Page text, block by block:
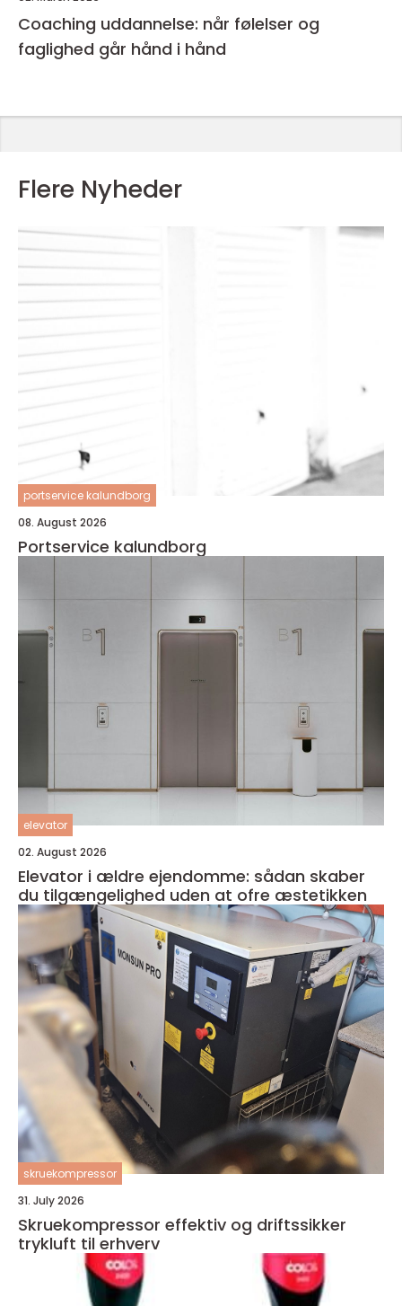
Coaching uddannelse: når følelser og
faglighed går hånd i hånd
Flere Nyheder
portservice kalundborg
08. August 2026
Portservice kalundborg
elevator
02. August 2026
Elevator i ældre ejendomme: sådan skaber
du tilgængelighed uden at ofre æstetikken
skruekompressor
31. July 2026
Skruekompressor effektiv og driftssikker
trykluft til erhverv